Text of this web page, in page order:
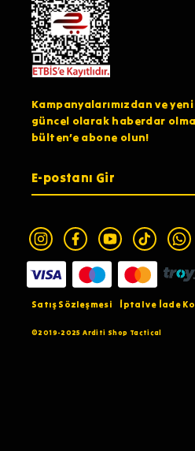
Kampanyalarımızdan ve
güncel olarak haberdar
bülten’e abone olun!
©2019-2025 Arditi Shop Tactical
Satış Sözleşmesi İptal ve İade